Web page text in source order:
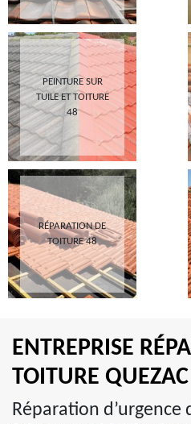
PEINTURE SUR
TUILE ET TOITURE
48
RÉPARATION DE
TOITURE 48
ENTREPRISE
TOITURE
Réparation